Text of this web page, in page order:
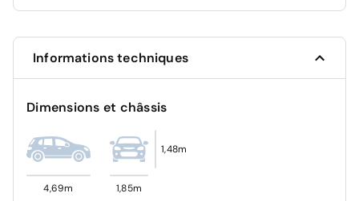
dans la voie
ABS
Peugeot Connect SOS & Assistance
sportive
Informations techniques
Dimensions et châssis
4,69m 1,85m
1,48m